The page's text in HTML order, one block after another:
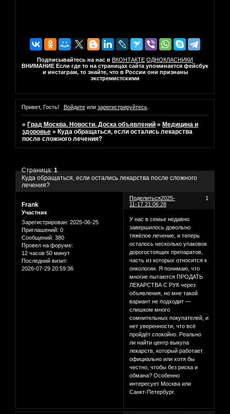
Подписывайтесь на нас в ВКОНТАКТЕ ОДНОКЛАСНИКИ
ВНИМАНИЕ Если где то на страницах сайта упоминается фейсбук
и инстаграм, то знайте, что в России они признаны
экстремистскими
Привет, Гость! Войдитеили зарегистрируйтесь.
» Град Москва. Новости. Доска объявлений » Медицина и
здоровье » Куда обращаться, если остались лекарства
после сложного лечения?
Куда обращаться, если остались лекарства после сложного
лечения?
Страница:1
Поделиться 1
2025-
11-17 21:06:28
Frank
Участник
Зарегистрирован: 2025-06-25
Приглашений: 0
Сообщений: 380
Провел на форуме:
12 часов 50 минут
Последний визит:
2026-07-29 20:59:36
У нас в семье недавно
завершилось довольно
тяжёлое лечение, и теперь
осталось несколько упаковок
дорогостоящих препаратов,
часть из которых относится к
онкологии. Я понимаю, что
многие пытаются ПРОДАТЬ
ЛЕКАРСТВА С РУК через
объявления, но мне такой
вариант не подходит —
слишком много
сомнительных покупателей, и
нет уверенности, что всё
пройдёт спокойно. Реально
ли найти центр выкупа
лекарств, который работает
официально или хотя бы
честно, чтобы без риска и
обмана? Особенно
интересует Москва или
Санкт-Петербург.